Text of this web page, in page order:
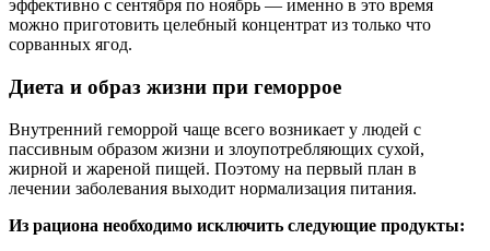
эффективно с сентября по ноябрь — именно в это время
можно приготовить целебный концентрат из только что
сорванных ягод.
Диета и образ жизни при геморрое
Внутренний геморрой чаще всего возникает у людей с
пассивным образом жизни и злоупотребляющих сухой,
жирной и жареной пищей. Поэтому на первый план в
лечении заболевания выходит нормализация питания.
Из рациона необходимо исключить следующие продукты: